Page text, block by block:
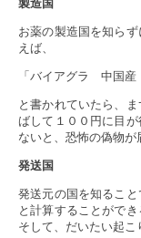
製造国
お薬の製造国を知ら
えば、
「バイアグラ 中国
と書かれていたら、
ばして１００円に目
ないと、恐怖の偽物が
発送国
発送元の国を知るこ
と計算することがで
そして、だいたい起こ